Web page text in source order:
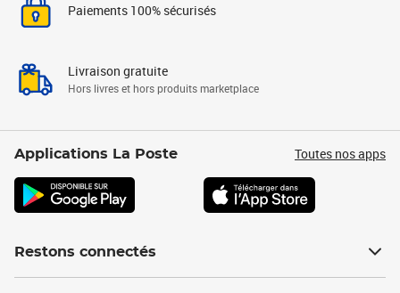
Paiements 100% sécurisés
Livraison gratuite
Hors livres et hors produits marketplace
Applications La Poste Toutes nos apps
Restons connectés